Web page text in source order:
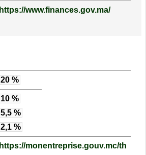
https://www.finances.gov.ma/
20 %
10 %
5,5 %
2,1 %
https://monentreprise.gouv.mc/th